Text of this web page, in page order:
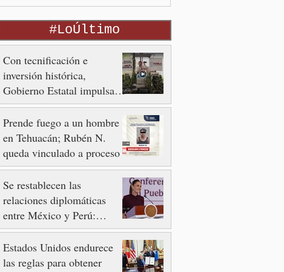
#LoÚltimo
Con tecnificación e
inversión histórica,
Gobierno Estatal impulsa la
revolución del campo
Prende fuego a un hombre
en Tehuacán; Rubén N.
queda vinculado a proceso
Se restablecen las
relaciones diplomáticas
entre México y Perú:
Sheinbaum Pardo
Estados Unidos endurece
las reglas para obtener